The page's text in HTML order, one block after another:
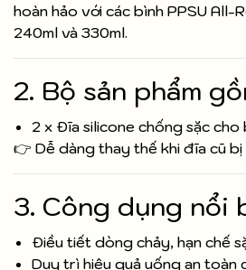
hoàn hảo với các bình PPSU All-
240ml và 330ml.
2. Bộ sản phẩm
2 x Đĩa silicone chống sặc
👉 Dễ dàng thay thế khi đĩa cũ
3. Công dụng nổi
Điều tiết dòng chảy, hạn chế
Duy trì hiệu quả uống an toàn